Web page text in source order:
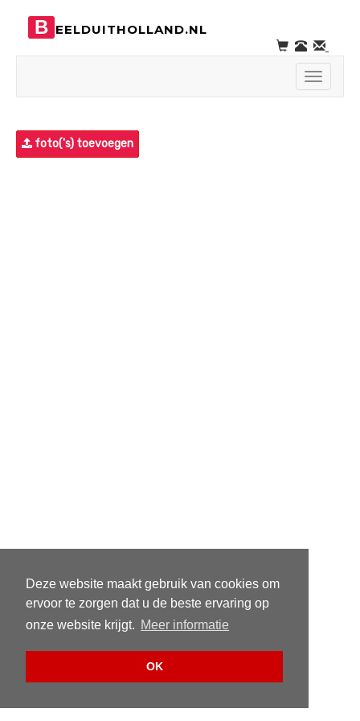
Deze website maakt gebruik van cookies om
ervoor te zorgen dat u de beste ervaring op
onze website krijgt. Meer informatie
OK
B EELDUITHOLLAND.NL
Toggle
foto('s) toevoegen